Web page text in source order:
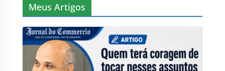
Meus Artigos